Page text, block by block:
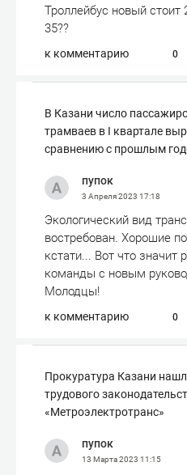
Троллейбус новый стоит
35??
к комментарию 0
В Казани число
трамваев в I квартале
сравнению с прошлым
пупок
3 Апреля 2023 17:18
Экологический вид
востребован. Хорошие
кстати... Вот что значит
команды с новым
Молодцы!
к комментарию 0
Прокуратура Казани
трудового
«Метроэлектротранс»
пупок
13 Марта 2023 11:15